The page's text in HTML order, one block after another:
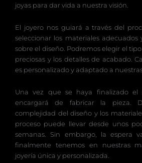
joyas para dar vida a nuestra visión.
El joyero nos guiará a través del
seleccionar los materiales
sobre el diseño. Podremos elegir el
preciosas y los detalles de acabado.
es personalizado y adaptado a
Una vez que se haya finalizado el
encargará de fabricar la pieza.
complejidad del diseño y los
proceso puede llevar desde unos
semanas. Sin embargo, la espera
finalmente tenemos en nuestras
joyería única y personalizada.